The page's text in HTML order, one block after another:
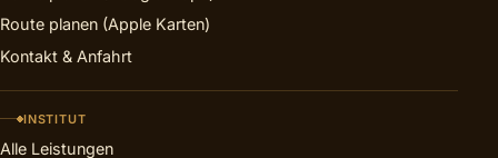
Route planen (Apple Karten)
Kontakt & Anfahrt
INSTITUT
Alle Leistungen